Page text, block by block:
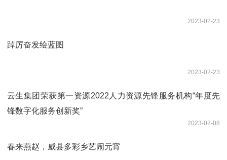
2023-02-23
踔厉奋发绘蓝图
2023-02-23
云生集团荣获第一资源2022人力资源先锋服务机构“年度先
锋数字化服务创新奖”
2023-02-08
春来燕赵，威县多彩乡艺闹元宵